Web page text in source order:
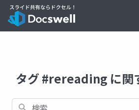
タグ #rereading に関
検索